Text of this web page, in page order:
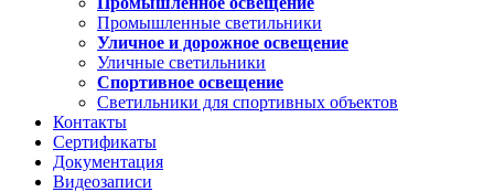
Промышленные светильники
Уличное и дорожное освещение
Уличные светильники
Спортивное освещение
Светильники для спортивных объектов
Контакты
Сертификаты
Документация
Видеозаписи